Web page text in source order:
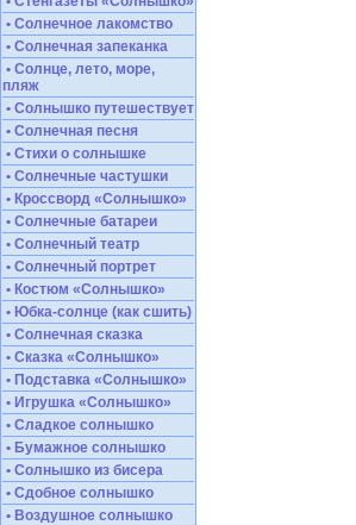
• Солнечное лакомство
• Солнечная запеканка
• Солнце, лето, море,
пляж
• Солнышко путешествует
• Солнечная песня
• Стихи о солнышке
• Солнечные частушки
• Кроссворд «Солнышко»
• Солнечные батареи
• Солнечный театр
• Солнечный портрет
• Костюм «Солнышко»
• Юбка-солнце (как сшить)
• Солнечная сказка
• Сказка «Солнышко»
• Подставка «Солнышко»
• Игрушка «Солнышко»
• Сладкое солнышко
• Бумажное солнышко
• Солнышко из бисера
• Сдобное солнышко
• Воздушное солнышко